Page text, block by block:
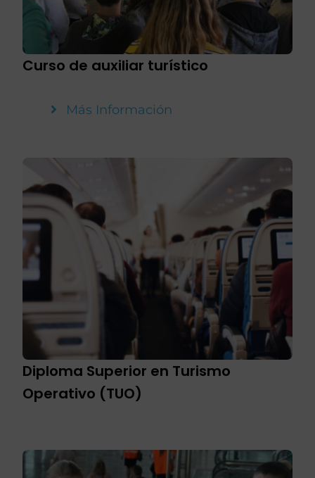
Curso de auxiliar turístico
Más Información
Diploma Superior en Turismo
Operativo (TUO)